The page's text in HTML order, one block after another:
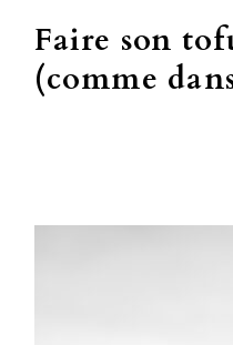
Faire son
(comme